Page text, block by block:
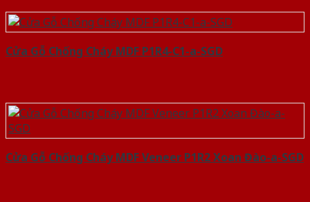
Cửa Gỗ Chống Cháy MDF P1R4-C1-a-SGD
Cửa Gỗ Chống Cháy MDF Veneer P1R2 Xoan Đào-a-SGD